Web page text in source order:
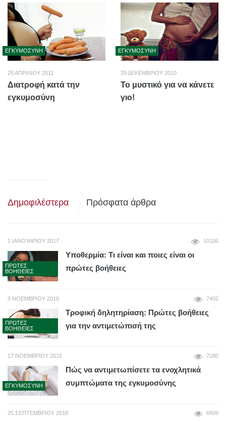
ΕΓΚΥΜΟΣΎΝΗ
25 ΑΠΡΙΛΊΟΥ 2011
Διατροφή κατά την
εγκυμοσύνη
ΕΓΚΥΜΟΣΎΝΗ
29 ΔΕΚΕΜΒΡΊΟΥ 2010
Το μυστικό για να κάνετε
γιο!
Δημοφιλέστερα Πρόσφατα άρθρα
1 ΙΑΝΟΥΑΡΊΟΥ 2017 10106
ΠΡΏΤΕΣ
ΒΟΉΘΕΙΕΣ
Υποθερμία: Τι είναι και ποιες είναι οι
πρώτες βοήθειες
9 ΝΟΕΜΒΡΊΟΥ 2016 7402
ΠΡΏΤΕΣ
ΒΟΉΘΕΙΕΣ
Τροφική δηλητηρίαση: Πρώτες βοήθειες
για την αντιμετώπισή της
17 ΝΟΕΜΒΡΊΟΥ 2015 7280
ΕΓΚΥΜΟΣΎΝΗ
Πώς να αντιμετωπίσετε τα ενοχλητικά
συμπτώματα της εγκυμοσύνης
25 ΣΕΠΤΕΜΒΡΊΟΥ 2018 6809